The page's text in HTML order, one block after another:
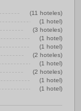
(11 hoteles)
(1 hotel)
(3 hoteles)
(1 hotel)
(1 hotel)
(2 hoteles)
(1 hotel)
(2 hoteles)
(1 hotel)
(1 hotel)